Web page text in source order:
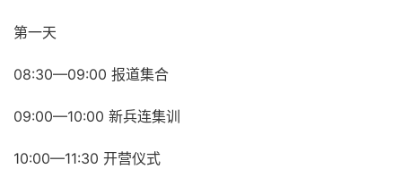
第一天
08:30—09:00 报道集合
09:00—10:00 新兵连集训
10:00—11:30 开营仪式